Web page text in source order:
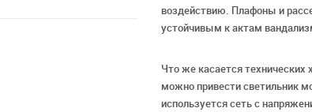
воздействию. Плафоны и
устойчивым к актам
Что же касается технических
можно привести светильник
используется сеть с